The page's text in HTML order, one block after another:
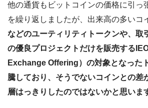
他の通貨もビットコインの価格に引っ
を繰り返しましたが、出来高の多いコ
などのユーティリティトークンや、取
の優良プロジェクトだけを販売する
Exchange Offering）の対象となった
騰しており、そうでないコインとの差
層はっきりしたのではないかと思いま